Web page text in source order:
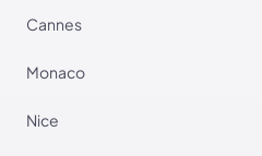
Cannes
Monaco
Nice